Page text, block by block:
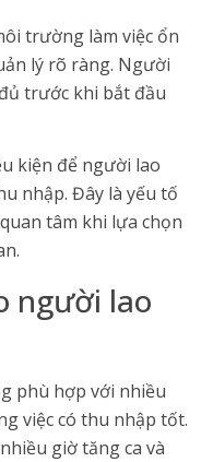
trường làm việc ổn
lý rõ ràng. Người
trước khi bắt đầu
kiện để người lao
nhập. Đây là yếu tố
tâm khi lựa chọn
người lao
phù hợp với nhiều
việc có thu nhập tốt.
giờ tăng ca và